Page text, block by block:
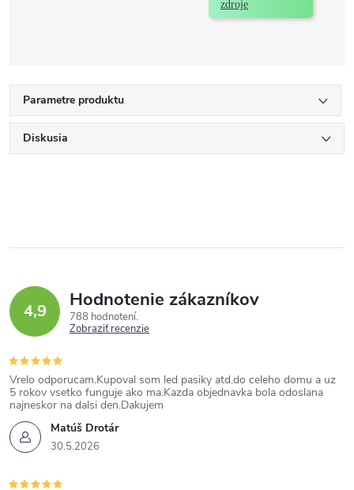
zdroje
Parametre produktu
Diskusia
4,9 Hodnotenie zákazníkov
788 hodnotení
Zobraziť recenzie
Matúš Drotár
30.5.2026
Vrelo odporucam.Kupoval som led pasiky atd.do celeho domu a uz
5 rokov vsetko funguje ako ma.Kazda objednavka bola odoslana
najneskor na dalsi den.Dakujem